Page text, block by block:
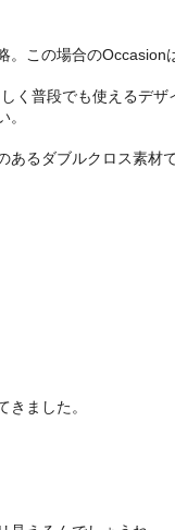
この場合のOccasion
く普段でも使えるデザ
るダブルクロス素材
ました。